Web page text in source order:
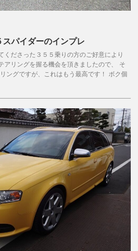
パイダーのインプレ
くださった３５５乗りの方のご好意により
アリングを握る機会を頂きましたので、 そ
ングですが、これはもう最高です！ ボク個